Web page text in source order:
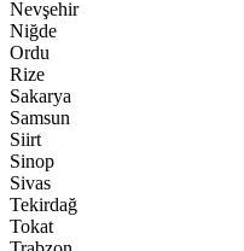
Nevşehir
Niğde
Ordu
Rize
Sakarya
Samsun
Siirt
Sinop
Sivas
Tekirdağ
Tokat